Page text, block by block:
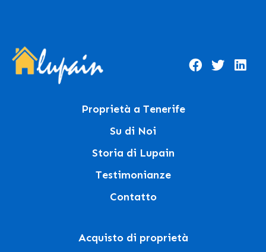
Proprietà a Tenerife
Su di Noi
Storia di Lupain
Testimonianze
Contatto
Acquisto di proprietà